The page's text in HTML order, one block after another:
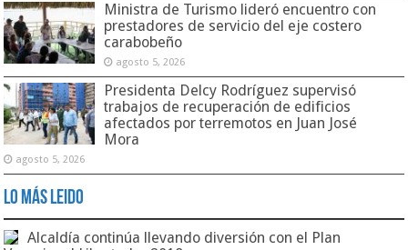
Ministra de Turismo lideró encuentro con
prestadores de servicio del eje costero
carabobeño
agosto 5, 2026
Presidenta Delcy Rodríguez supervisó
trabajos de recuperación de edificios
afectados por terremotos en Juan José
Mora
agosto 5, 2026
Lo Más Leido
Alcaldía continúa llevando diversión con el Plan